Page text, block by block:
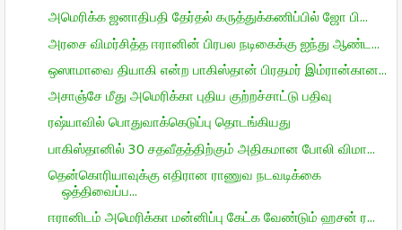
அமெரிக்க ஜனாதிபதி தேர்தல் கருத்துக்கணிப்பில் ஜோ பி...
அரசை விமர்சித்த ஈரானின் பிரபல நடிகைக்கு ஐந்து ஆண்ட...
ஒஸாமாவை தியாகி என்ற பாகிஸ்தான் பிரதமர் இம்ரான்கான...
அசாஞ்சே மீது அமெரிக்கா புதிய குற்றச்சாட்டு பதிவு
ரஷ்யாவில் பொதுவாக்கெடுப்பு தொடங்கியது
பாகிஸ்தானில் 30 சதவீதத்திற்கும் அதிகமான போலி விமா...
தென்கொரியாவுக்கு எதிரான ராணுவ நடவடிக்கை
ஒத்திவைப்ப...
ஈரானிடம் அமெரிக்கா மன்னிப்பு கேட்க வேண்டும் ஹசன் ர...